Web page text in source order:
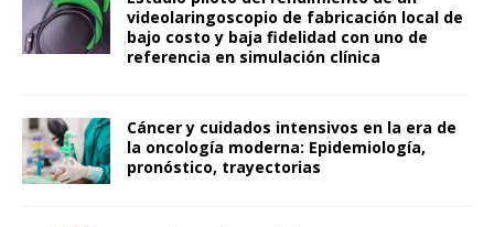
videolaringoscopio de fabricación local de
bajo costo y baja fidelidad con uno de
referencia en simulación clínica
Cáncer y cuidados intensivos en la era de
la oncología moderna: Epidemiología,
pronóstico, trayectorias